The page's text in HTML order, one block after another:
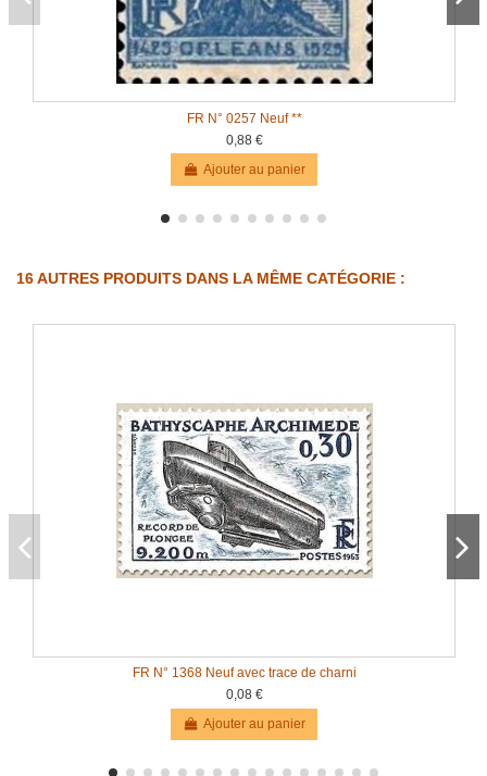
FR N° 0257 Neuf **
0,88 €
Ajouter au panier
16 AUTRES PRODUITS DANS LA MÊME CATÉGORIE :
FR N° 1368 Neuf avec trace de charni
0,08 €
Ajouter au panier